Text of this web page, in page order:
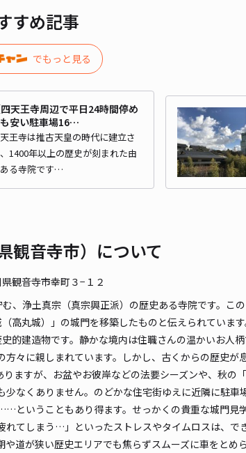
すめ記事
でもっと見る
四天王寺周辺で平日24時間停め
安い駐車場16…
王寺は推古天皇の時代に建立さ
1400年以上の歴史が刻まれた由
る寺院です…
観音寺市）について
観音寺市幸町３−１２
、浄土真宗（真宗興正派）の歴史ある寺院です。こ
高丸城）」の城門を移築したものと伝えられていま
的建造物です。静かな境内は住職さんの温かいお人
々に親しまれています。しかし、古くからの歴史が
ますが、お盆やお彼岸などの法要シーズンや、秋の
なくありません。のどかな住宅街ゆえに近隣に駐車
ということもあり得ます。せっかくの貴重な城門見
てしまう…」といったストレスやタイムロスは、で
道が狭い歴史エリアでも焦らずスムーズに車をとめ